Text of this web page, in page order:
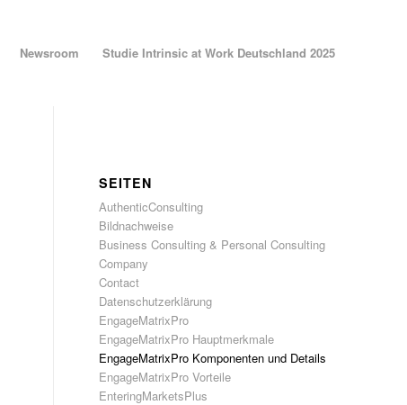
Newsroom Studie Intrinsic at Work Deutschland 2025
SEITEN
AuthenticConsulting
Bildnachweise
Business Consulting & Personal Consulting
Company
Contact
Datenschutzerklärung
EngageMatrixPro
EngageMatrixPro Hauptmerkmale
EngageMatrixPro Komponenten und Details
EngageMatrixPro Vorteile
EnteringMarketsPlus